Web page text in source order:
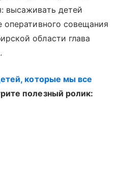
высаживать детей
оперативного совещания
области глава
которые мы все
полезный ролик: